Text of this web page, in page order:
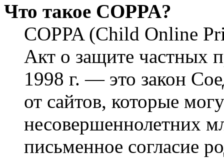
Что такое COPPA?
COPPA (Child Online
Акт о защите частных
1998 г. — это закон
от сайтов, которые
несовершеннолетних
письменное согласие